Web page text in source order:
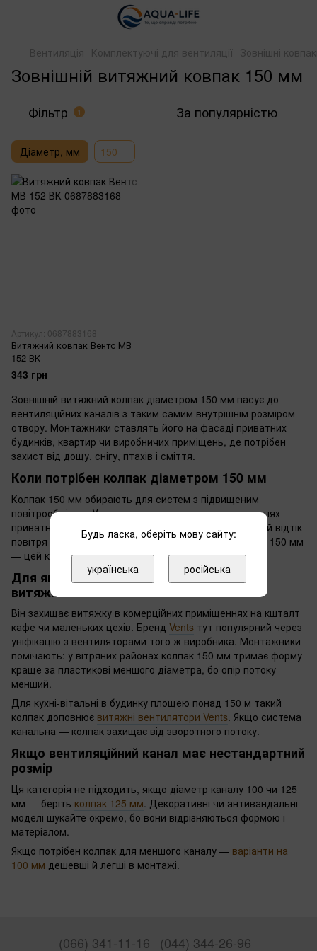
Вентиляція Комплектуючі для вентиляції Зовнішні
Зовнішній витяжний ковпак 150 мм
Фільтр 1 За популярністю
Діаметр, мм 150
Артикул: 0687883168
Витяжний ковпак Вентс МВ
152 ВК
343 грн
Зовнішній витяжний колпак діаметром 150 мм пасує до
вентиляційних каналів з таким самим внутрішнім розміром
отвору. Монтажники ставлять його на фасаді приватних
будинків, квартир чи виробничих приміщень, де потрібен
захист від дощу, снігу, птахів і сміття.
Коли потрібен колпак діаметром 150 мм
Колпак 150 мм обирають для систем з підвищеним
повітрообміном. У кухнях великих квартир чи котельнях
приватних будинків такий діаметр забезпечує вільний відтік
повітря без опору. Якщо ваш повітропровід має саме 150 мм
— цей колпак гарантує герметичність з'єднання.
Для яких систем підходить зовнішній
витяжний колпак 150 мм
Він захищає витяжку в комерційних приміщеннях на кшталт
кафе чи маленьких цехів. Бренд Vents тут популярний через
уніфікацію з вентиляторами того ж виробника. Монтажники
помічають: у вітряних районах колпак 150 мм тримає форму
краще за пластикові меншого діаметра, бо опір потоку
менший.
Для кухні-вітальні в будинку площею понад 150 м такий
колпак доповнює витяжні вентилятори Vents. Якщо система
канальна — колпак захищає від зворотного потоку.
Якщо вентиляційний канал має нестандартний
розмір
Ця категорія не підходить, якщо діаметр каналу 100 чи 125
мм — беріть колпак 125 мм. Декоративні чи антивандальні
моделі шукайте окремо, бо вони відрізняються формою і
матеріалом.
Якщо потрібен колпак для меншого каналу — варіанти на
100 мм дешевші й легші в монтажі.
(066) 341-11-16 (044) 344-26-96
Будь ласка, оберіть мову сайту:
українська російська